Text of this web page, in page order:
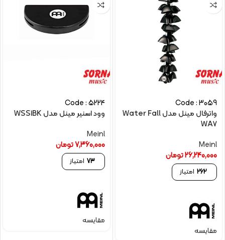
Code : 3059
واترفال مینل مدل Water Fall
WA7
Meinl
26,240,000تومان
262 امتیاز
مقایسه
Code : 5224
وود اسنیر مینل مدل WSS1BK
Meinl
7,360,000تومان
73 امتیاز
مقایسه